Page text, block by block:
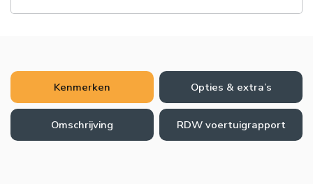
Kenmerken Opties & extra’s
Omschrijving RDW voertuigrapport